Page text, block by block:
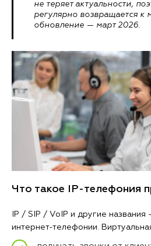
не теряет актуальности,
регулярно возвращается к
обновление — март 2026.
Что такое IP-телефония
IP / SIP / VoIP и другие названия
интернет-телефонии.